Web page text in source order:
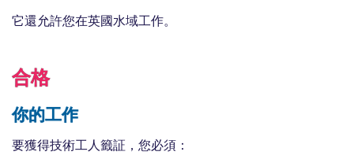
它還允許您在英國水域工作。
合格
你的工作
要獲得技術工人籤証，您必須：